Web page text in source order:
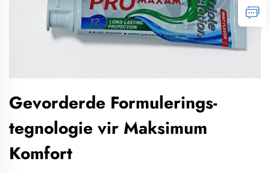
Gevorderde Formulerings-
tegnologie vir Maksimum
Komfort